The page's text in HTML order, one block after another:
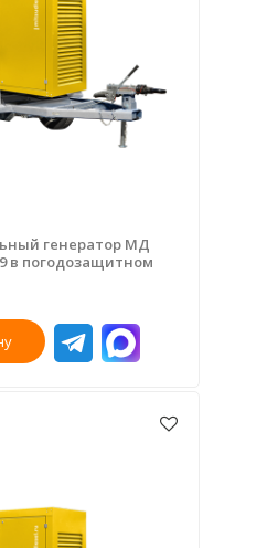
генератор МД
в погодозащитном